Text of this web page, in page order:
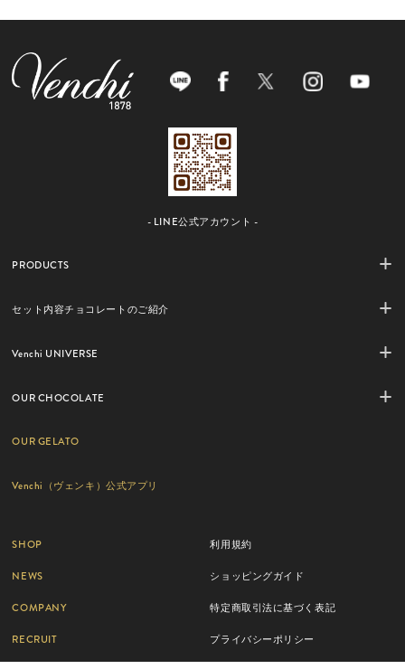
- LINE公式アカウント -
PRODUCTS
セット内容チョコレートのご紹介
Venchi UNIVERSE
OUR CHOCOLATE
OUR GELATO
Venchi（ヴェンキ）公式アプリ
SHOP
NEWS
COMPANY
RECRUIT
利用規約
ショッピングガイド
特定商取引法に基づく表記
プライバシーポリシー